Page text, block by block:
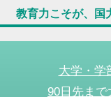
教育力こそが、国
大学・学
90日先ま